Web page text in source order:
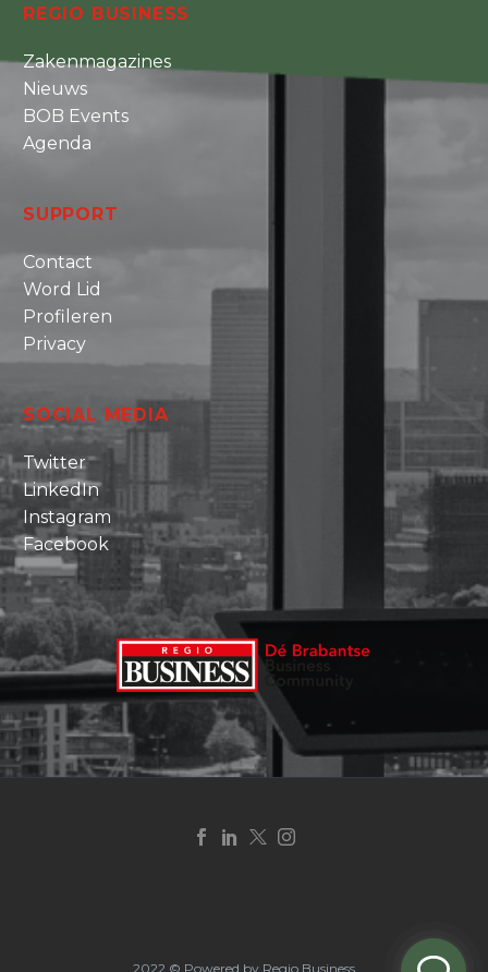
REGIO BUSINESS
Zakenmagazines
Nieuws
BOB Events
Agenda
SUPPORT
Contact
Word Lid
Profileren
Privacy
SOCIAL MEDIA
Twitter
LinkedIn
Instagram
Facebook
2022 © Powered by Regio Business